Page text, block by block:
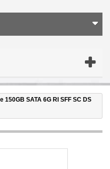
SATA 6G RI SFF SC DS